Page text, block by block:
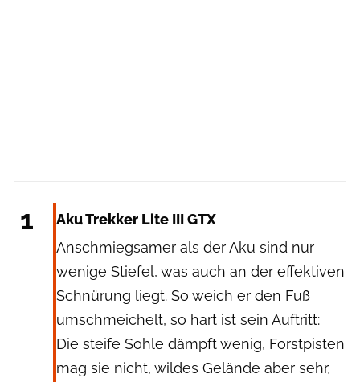
1
Aku Trekker Lite III GTX
Anschmiegsamer als der Aku sind nur
wenige Stiefel, was auch an der effektiven
Schnürung liegt. So weich er den Fuß
umschmeichelt, so hart ist sein Auftritt:
Die steife Sohle dämpft wenig, Forstpisten
mag sie nicht, wildes Gelände aber sehr,